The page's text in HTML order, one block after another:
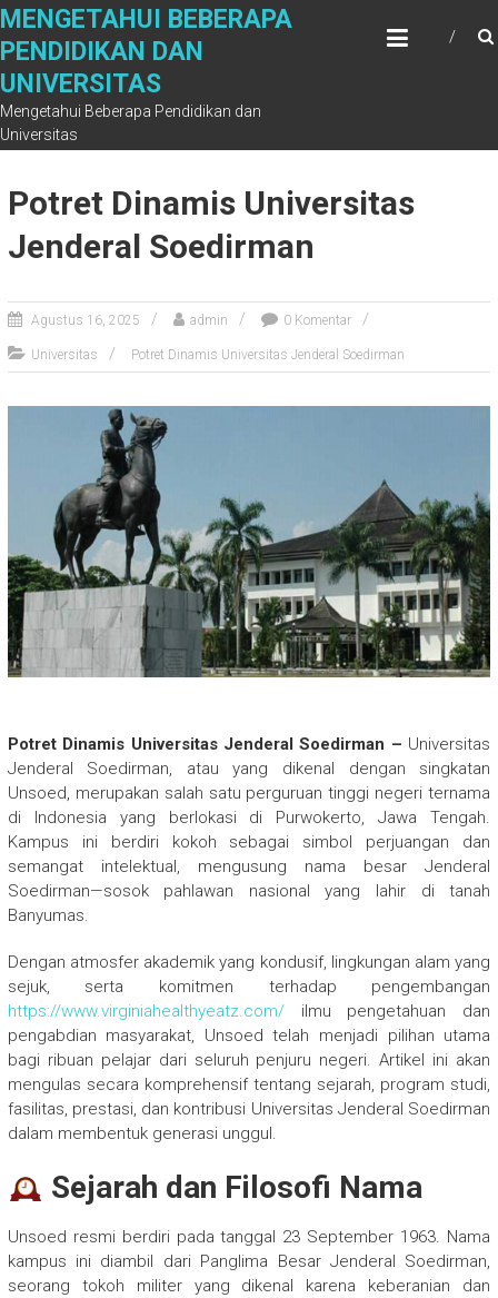
Skip
content
MENGETAHUI BEBERAPA
PENDIDIKAN DAN
UNIVERSITAS
Mengetahui Beberapa Pendidikan dan
Universitas
Potret Dinamis Universitas
Jenderal Soedirman
Agustus 16, 2025 admin 0 Komentar
Universitas Potret Dinamis Universitas Jenderal Soedirman
Potret Dinamis Universitas Jenderal Soedirman – Universitas
Jenderal Soedirman, atau yang dikenal dengan singkatan
Unsoed, merupakan salah satu perguruan tinggi negeri ternama
di Indonesia yang berlokasi di Purwokerto, Jawa Tengah.
Kampus ini berdiri kokoh sebagai simbol perjuangan dan
semangat intelektual, mengusung nama besar Jenderal
Soedirman—sosok pahlawan nasional yang lahir di tanah
Banyumas.
Dengan atmosfer akademik yang kondusif, lingkungan alam yang
sejuk, serta komitmen terhadap pengembangan
https://www.virginiahealthyeatz.com/ilmu pengetahuan dan
pengabdian masyarakat, Unsoed telah menjadi pilihan utama
bagi ribuan pelajar dari seluruh penjuru negeri. Artikel ini akan
mengulas secara komprehensif tentang sejarah, program studi,
fasilitas, prestasi, dan kontribusi Universitas Jenderal Soedirman
dalam membentuk generasi unggul.
Sejarah dan Filosofi Nama
Unsoed resmi berdiri pada tanggal 23 September 1963. Nama
kampus ini diambil dari Panglima Besar Jenderal Soedirman,
seorang tokoh militer yang dikenal karena keberanian dan